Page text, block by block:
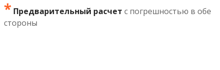
* Предварительный расчет с погрешностью в обе
стороны